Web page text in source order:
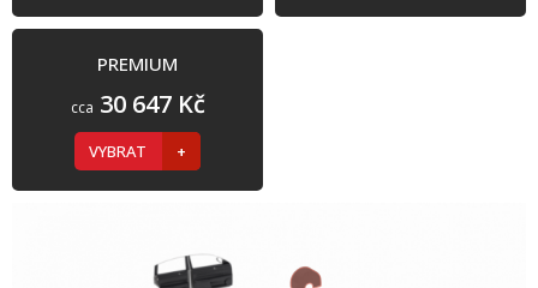
PREMIUM
cca 30 647 Kč
VYBRAT